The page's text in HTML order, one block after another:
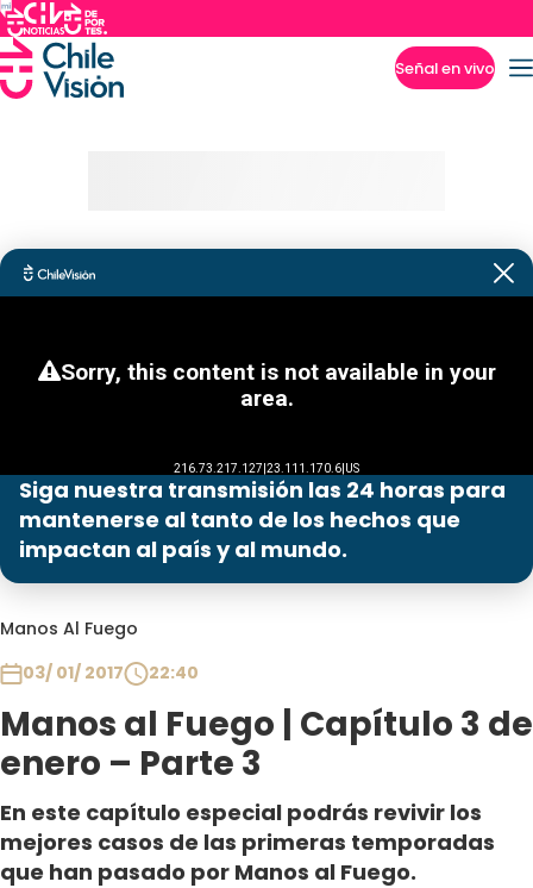
Señal en vivo
Siga nuestra transmisión las 24 horas para
mantenerse al tanto de los hechos que
impactan al país y al mundo.
Manos Al Fuego
03/ 01/ 2017
22:40
Manos al Fuego | Capítulo 3 de
enero – Parte 3
En este capítulo especial podrás revivir los
mejores casos de las primeras temporadas
que han pasado por Manos al Fuego.
Programas
Contigo en Directo
Plan Perfecto
Sabingo
Todos Los Programas